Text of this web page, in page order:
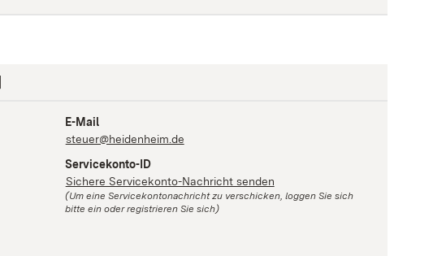
E-Mail
steuer@heidenheim.de
Servicekonto-ID
Sichere Servicekonto-Nachricht senden
(Um eine Servicekontonachricht zu verschicken, loggen Sie sich
bitte ein oder registrieren Sie sich)